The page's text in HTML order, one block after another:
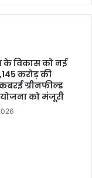
के विकास को नई
करोड़ की
ग्रीनफील्ड
को मंजूरी